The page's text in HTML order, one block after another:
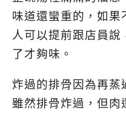
味道還蠻重的，如果
人可以提前跟店員說
了才夠味。
炸過的排骨因為再蒸
雖然排骨炸過，但肉